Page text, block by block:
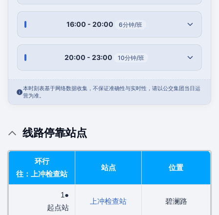
16:00 - 20:00 6分钟/班
20:00 - 23:00 10分钟/班
本时刻表基于网络数据收集，不保证准确性与实时性，请以公交集团当日运
营为准。
线路停靠站点
环行
往：上冲检查站
站点 位置
1●
起点站
上冲检查站 碧澜路